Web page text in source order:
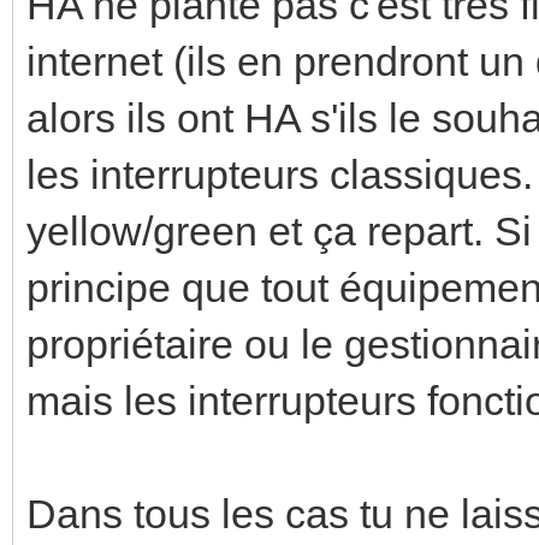
internet (ils en prendront
alors ils ont HA s'ils le
les interrupteurs
yellow/green et ça repart.
principe que tout
propriétaire ou le
mais les interrupteurs
Dans tous les cas tu ne